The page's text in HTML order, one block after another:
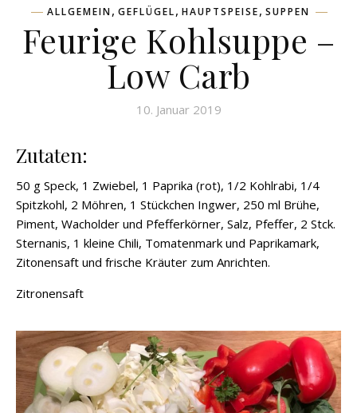
ALLGEMEIN, GEFLÜGEL, HAUPTSPEISE, SUPPEN
Feurige Kohlsuppe –
Low Carb
10. Januar 2019
Zutaten:
50 g Speck, 1 Zwiebel, 1 Paprika (rot), 1/2 Kohlrabi, 1/4
Spitzkohl, 2 Möhren, 1 Stückchen Ingwer, 250 ml Brühe,
Piment, Wacholder und Pfefferkörner, Salz, Pfeffer, 2 Stck.
Sternanis, 1 kleine Chili, Tomatenmark und Paprikamark,
Zitonensaft und frische Kräuter zum Anrichten.
Zitronensaft